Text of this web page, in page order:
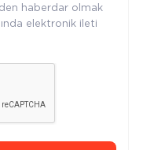
haberdar olmak
elektronik ileti